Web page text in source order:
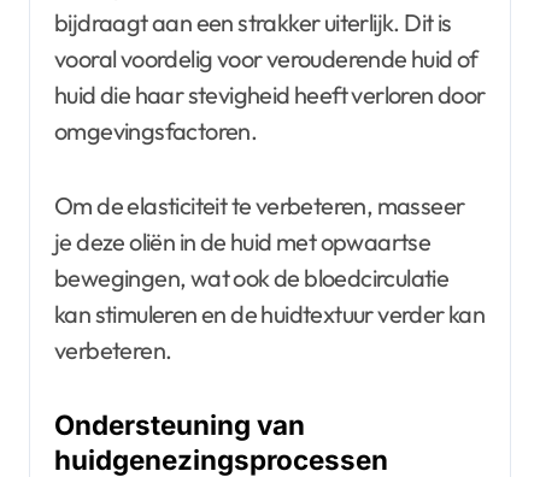
bijdraagt aan een strakker uiterlijk. Dit is
vooral voordelig voor verouderende huid of
huid die haar stevigheid heeft verloren door
omgevingsfactoren.
Om de elasticiteit te verbeteren, masseer
je deze oliën in de huid met opwaartse
bewegingen, wat ook de bloedcirculatie
kan stimuleren en de huidtextuur verder kan
verbeteren.
Ondersteuning van
huidgenezingsprocessen